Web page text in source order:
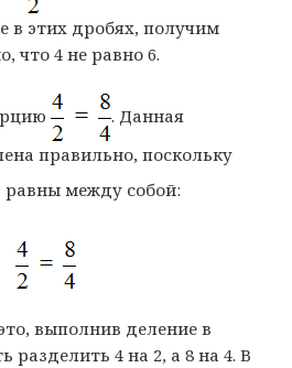
в этих дробях, получим
что 4 не равно 6.
. Данная
правильно, поскольку
равны между собой:
выполнив деление в
разделить 4 на 2, а 8 на 4. В